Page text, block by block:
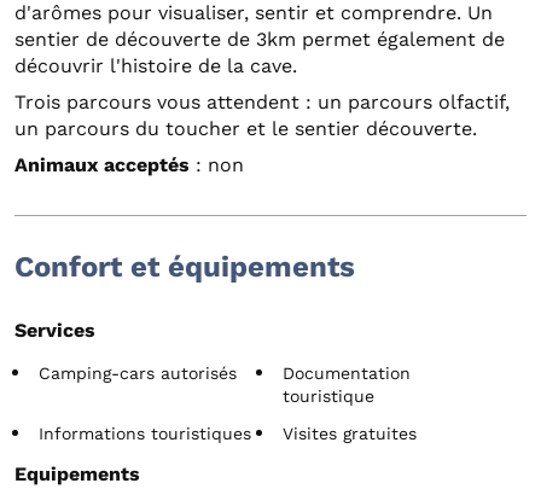
d'arômes pour visualiser, sentir et comprendre. Un
sentier de découverte de 3km permet également de
découvrir l'histoire de la cave.
Trois parcours vous attendent : un parcours olfactif,
un parcours du toucher et le sentier découverte.
Animaux acceptés : non
Confort et équipements
Services
Camping-cars autorisés
Documentation
touristique
Informations touristiques
Visites gratuites
Equipements